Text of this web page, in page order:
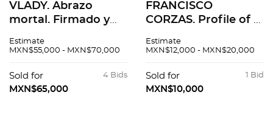
VLADY. Abrazo
mortal. Firmado y
Óleo sobre madera.
Estimate
MXN$55,000 - MXN$70,000
4 Bids
Sold for
MXN$65,000
FRANCISCO
CORZAS. Profile of a
fechada 73. Tinta
27 cm
Estimate
MXN$12,000 - MXN$20,000
1 Bid
Sold for
MXN$10,000